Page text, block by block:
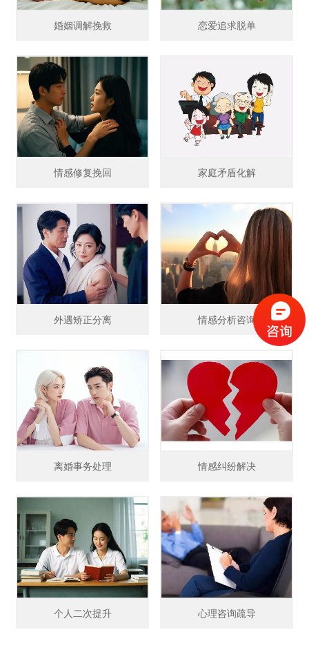
婚姻调解挽救 恋爱追求脱单
情感修复挽回 家庭矛盾化解
外遇矫正分离 情感分析咨询
离婚事务处理 情感纠纷解决
个人二次提升 心理咨询疏导